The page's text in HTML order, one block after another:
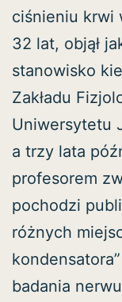
ciśnieniu krwi
32 lat, objął
stanowisko
Zakładu
Uniwersytetu
a trzy lata
profesorem
pochodzi
różnych
badania